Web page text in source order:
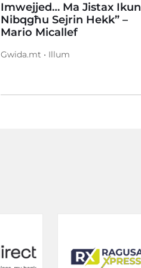
Imwejjed… Ma Jistax Ikun
Nibqgħu Sejrin Hekk” –
Mario Micallef
Gwida.mt • Illum